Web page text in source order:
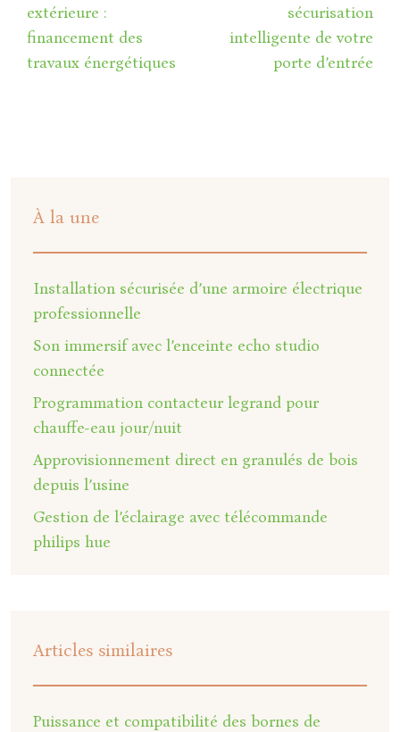
extérieure :
financement des
travaux énergétiques
sécurisation
intelligente de votre
porte d’entrée
À la une
Installation sécurisée d’une armoire électrique
professionnelle
Son immersif avec l’enceinte echo studio
connectée
Programmation contacteur legrand pour
chauffe-eau jour/nuit
Approvisionnement direct en granulés de bois
depuis l’usine
Gestion de l’éclairage avec télécommande
philips hue
Articles similaires
Puissance et compatibilité des bornes de